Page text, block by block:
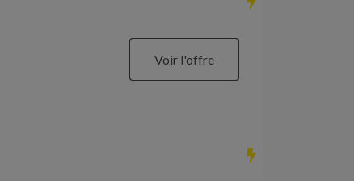
Voir l'offre